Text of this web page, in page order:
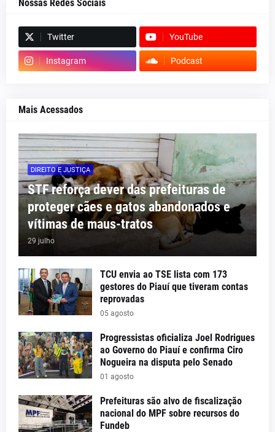
Nossas Redes Sociais
Twitter YouTube
Instagram Podcast
Mais Acessados
DIREITO E JUSTIÇA
STF reforça dever das prefeituras de
proteger cães e gatos abandonados e
vítimas de maus-tratos
29 julho
TCU envia ao TSE lista com 173
gestores do Piauí que tiveram contas
reprovadas
05 agosto
Progressistas oficializa Joel Rodrigues
ao Governo do Piauí e confirma Ciro
Nogueira na disputa pelo Senado
01 agosto
Prefeituras são alvo de fiscalização
nacional do MPF sobre recursos do
Fundeb